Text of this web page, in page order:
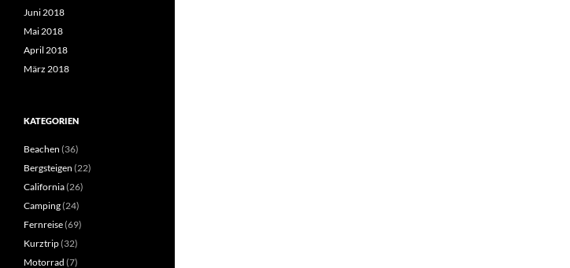
Juni 2018
Mai 2018
April 2018
März 2018
KATEGORIEN
Beachen (36)
Bergsteigen (22)
California(26)
Camping(24)
Fernreise(69)
Kurztrip(32)
Motorrad (7)